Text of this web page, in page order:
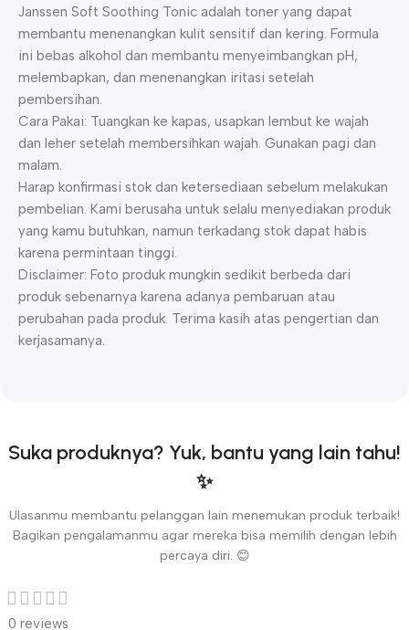
Janssen Soft Soothing Tonic adalah toner yang dapat
membantu menenangkan kulit sensitif dan kering. Formula
ini bebas alkohol dan membantu menyeimbangkan pH,
melembapkan, dan menenangkan iritasi setelah
pembersihan.
Cara Pakai: Tuangkan ke kapas, usapkan lembut ke wajah
dan leher setelah membersihkan wajah. Gunakan pagi dan
malam.
Harap konfirmasi stok dan ketersediaan sebelum melakukan
pembelian. Kami berusaha untuk selalu menyediakan produk
yang kamu butuhkan, namun terkadang stok dapat habis
karena permintaan tinggi.
Disclaimer: Foto produk mungkin sedikit berbeda dari
produk sebenarnya karena adanya pembaruan atau
perubahan pada produk. Terima kasih atas pengertian dan
kerjasamanya.
Suka produknya? Yuk, bantu yang lain tahu!
✨
Ulasanmu membantu pelanggan lain menemukan produk terbaik!
Bagikan pengalamanmu agar mereka bisa memilih dengan lebih
percaya diri. 😊
0 reviews